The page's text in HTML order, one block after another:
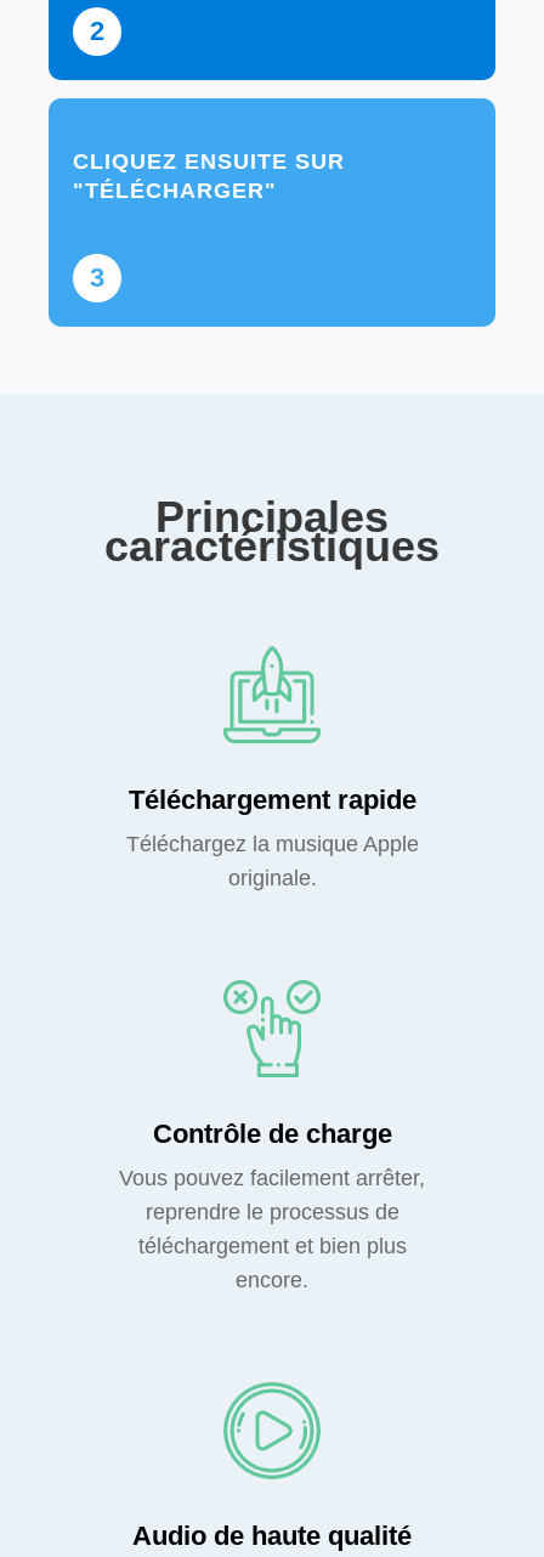
2
3
CLIQUEZ ENSUITE SUR
"TÉLÉCHARGER"
Principales
caractéristiques
Téléchargement rapide
Téléchargez la musique Apple
originale.
Contrôle de charge
Vous pouvez facilement arrêter,
reprendre le processus de
téléchargement et bien plus
encore.
Audio de haute qualité